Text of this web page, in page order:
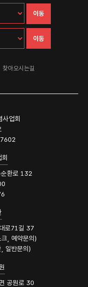
이동
이동
찾아오시는길
업회
환로 132
로71길 37
, 예약문의)
일반문의)
공원로 30